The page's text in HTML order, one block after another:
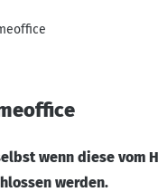
wenn diese vom
werden.